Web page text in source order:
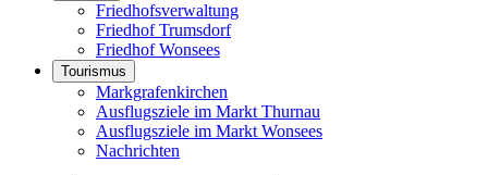
Friedhofsverwaltung
Friedhof Trumsdorf
Friedhof Wonsees
Tourismus
Markgrafenkirchen
Ausflugsziele im Markt Thurnau
Ausflugsziele im Markt Wonsees
Nachrichten